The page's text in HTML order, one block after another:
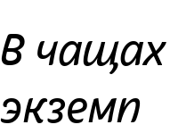
В
экземп